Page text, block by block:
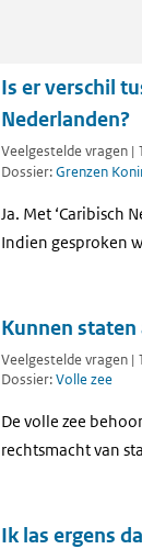
Is er verschil
Nederlanden?
Veelgestelde vragen |
Dossier:Grenzen
Ja. Met ‘Caribisch
Indien gesproken
Kunnen staten
Veelgestelde vragen |
Dossier:Volle zee
De volle zee
rechtsmacht van
Ik las ergens